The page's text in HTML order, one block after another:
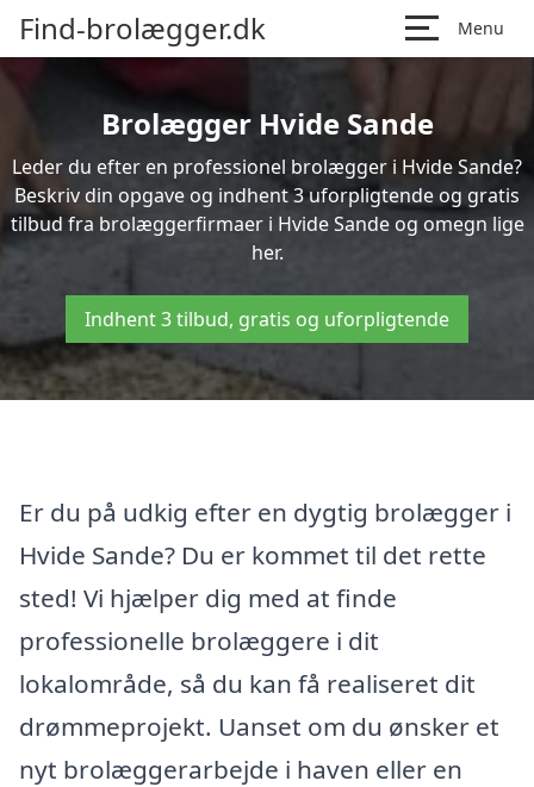
Find-brolægger.dk Menu
Brolægger Hvide Sande
Leder du efter en professionel brolægger i Hvide Sande?
Beskriv din opgave og indhent 3 uforpligtende og gratis
tilbud fra brolæggerfirmaer i Hvide Sande og omegn lige
her.
Indhent 3 tilbud, gratis og uforpligtende
Er du på udkig efter en dygtig brolægger i
Hvide Sande? Du er kommet til det rette
sted! Vi hjælper dig med at finde
professionelle brolæggere i dit
lokalområde, så du kan få realiseret dit
drømmeprojekt. Uanset om du ønsker et
nyt brolæggerarbejde i haven eller en